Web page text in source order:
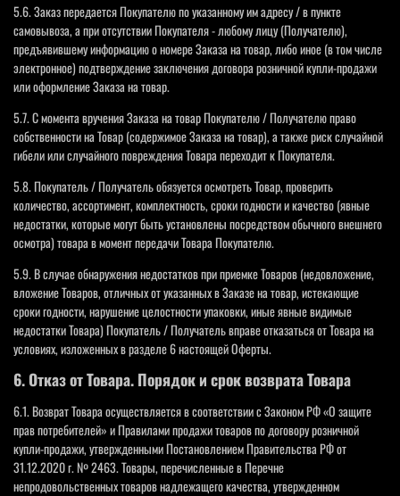
5.6. Заказ передается Покупателю по указанному им адресу / в пункте
самовывоза, а при отсутствии Покупателя - любому лицу (Получателю),
предъявившему информацию о номере Заказа на товар, либо иное (в том числе
электронное) подтверждение заключения договора розничной купли-продажи
или оформление Заказа на товар.
5.7. С момента вручения Заказа на товар Покупателю / Получателю право
собственности на Товар (содержимое Заказа на товар), а также риск случайной
гибели или случайного повреждения Товара переходит к Покупателя.
5.8. Покупатель / Получатель обязуется осмотреть Товар, проверить
количество, ассортимент, комплектность, сроки годности и качество (явные
недостатки, которые могут быть установлены посредством обычного внешнего
осмотра) товара в момент передачи Товара Покупателю.
5.9. В случае обнаружения недостатков при приемке Товаров (недовложение,
вложение Товаров, отличных от указанных в Заказе на товар, истекающие
сроки годности, нарушение целостности упаковки, иные явные видимые
недостатки Товара) Покупатель / Получатель вправе отказаться от Товара на
условиях, изложенных в разделе 6 настоящей Оферты.
6. Отказ от Товара. Порядок и срок возврата Товара
6.1. Возврат Товара осуществляется в соответствии с Законом РФ «О защите
прав потребителей» и Правилами продажи товаров по договору розничной
купли-продажи, утвержденными Постановлением Правительства РФ от
31.12.2020 г. № 2463. Товары, перечисленные в Перечне
непродовольственных товаров надлежащего качества, утвержденном